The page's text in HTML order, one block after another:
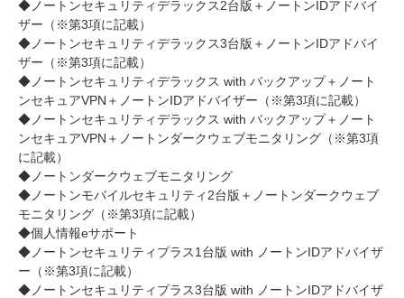
◆ノートンセキュリティデラックス2台版＋ノートンIDアドバイ
ザー（※第3項に記載）
◆ノートンセキュリティデラックス3台版＋ノートンIDアドバイ
ザー（※第3項に記載）
◆ノートンセキュリティデラックス with バックアップ＋ノート
ンセキュアVPN＋ノートンIDアドバイザー（※第3項に記載）
◆ノートンセキュリティデラックス with バックアップ＋ノート
ンセキュアVPN＋ノートンダークウェブモニタリング（※第3項
に記載）
◆ノートンダークウェブモニタリング
◆ノートンモバイルセキュリティ2台版＋ノートンダークウェブ
モニタリング（※第3項に記載）
◆個人情報eサポート
◆ノートンセキュリティプラス1台版 with ノートンIDアドバイザ
ー（※第3項に記載）
◆ノートンセキュリティプラス3台版 with ノートンIDアドバイザ